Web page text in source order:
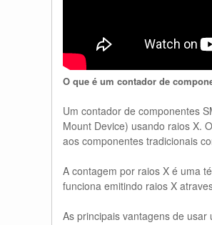
O que é um contador de
Um contador de componentes
Mount Device) usando raios X.
aos componentes tradicionais
A contagem por raios X é uma
funciona emitindo raios X
As principais vantagens de